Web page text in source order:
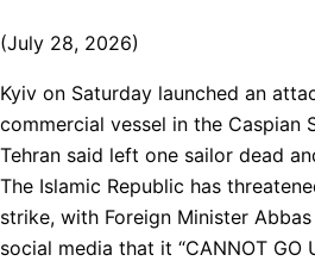
(July 28, 2026)
Kyiv on Saturday launched an
commercial vessel in the Caspian
Tehran said left one sailor dead
The Islamic Republic has
strike, with Foreign Minister
social media that it “CANNOT GO